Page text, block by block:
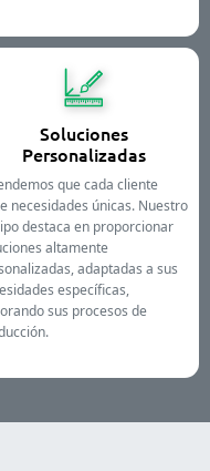
Soluciones
Personalizadas
que cada cliente
necesidades únicas. Nuestro
destaca en proporcionar
altamente
adaptadas a sus
específicas,
sus procesos de